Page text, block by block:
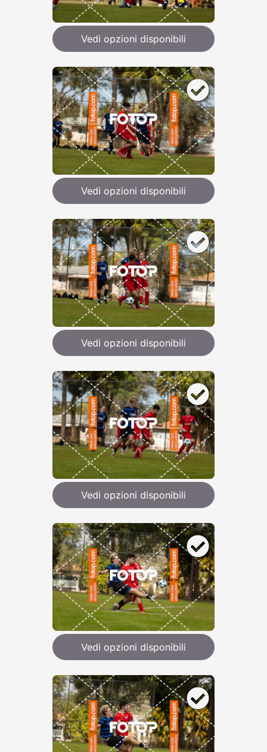
Vedi opzioni disponibili
Vedi opzioni disponibili
Vedi opzioni disponibili
Vedi opzioni disponibili
Vedi opzioni disponibili